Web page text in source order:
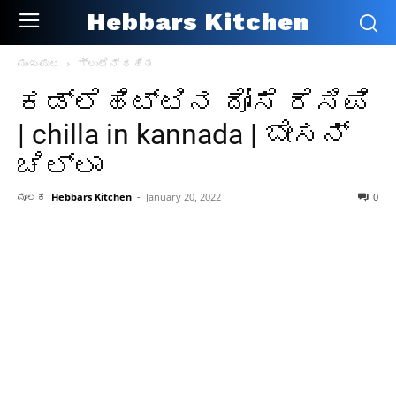
Hebbars Kitchen
ಮುಖಪುಟ ಗ್ಲುಟೆನ್ ರಹಿತ
ಕಡ್ಲೆಹಿಟ್ಟಿನ ದೋಸೆ ರೆಸಿಪಿ
| chilla in kannada | ಬೇಸನ್
ಚಿಲ್ಲಾ
ಮೂಲಕ Hebbars Kitchen - January 20, 2022 0